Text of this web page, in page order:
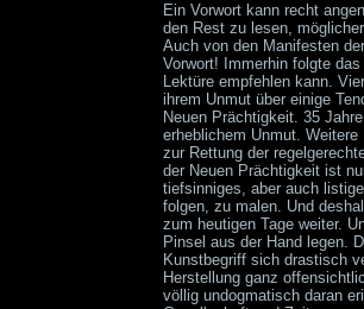
Ein Vorwort kann recht
den Rest zu lesen,
Auch von den Manifesten
Vorwort! Immerhin folgte
Lektüre empfehlen kann.
ihrem Unmut über einige
Neuen Prächtigkeit. 35
erheblichem Unmut.
zur Rettung der
der Neuen Prächtigkeit ist
tiefsinniges, aber auch
folgen, zu malen. Und
zum heutigen Tage weiter.
Pinsel aus der Hand legen.
Kunstbegriff sich drastisch
Herstellung ganz
völlig undogmatisch daran